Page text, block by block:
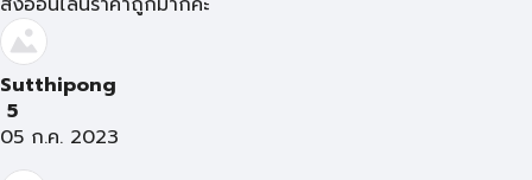
Sutthipong
5
05 ก.ค. 2023